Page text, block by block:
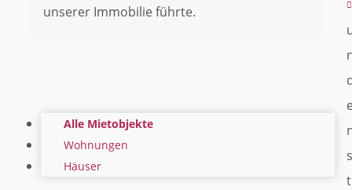
unserer Immobilie führte.
Alle Mietobjekte
Wohnungen
Häuser
s
t